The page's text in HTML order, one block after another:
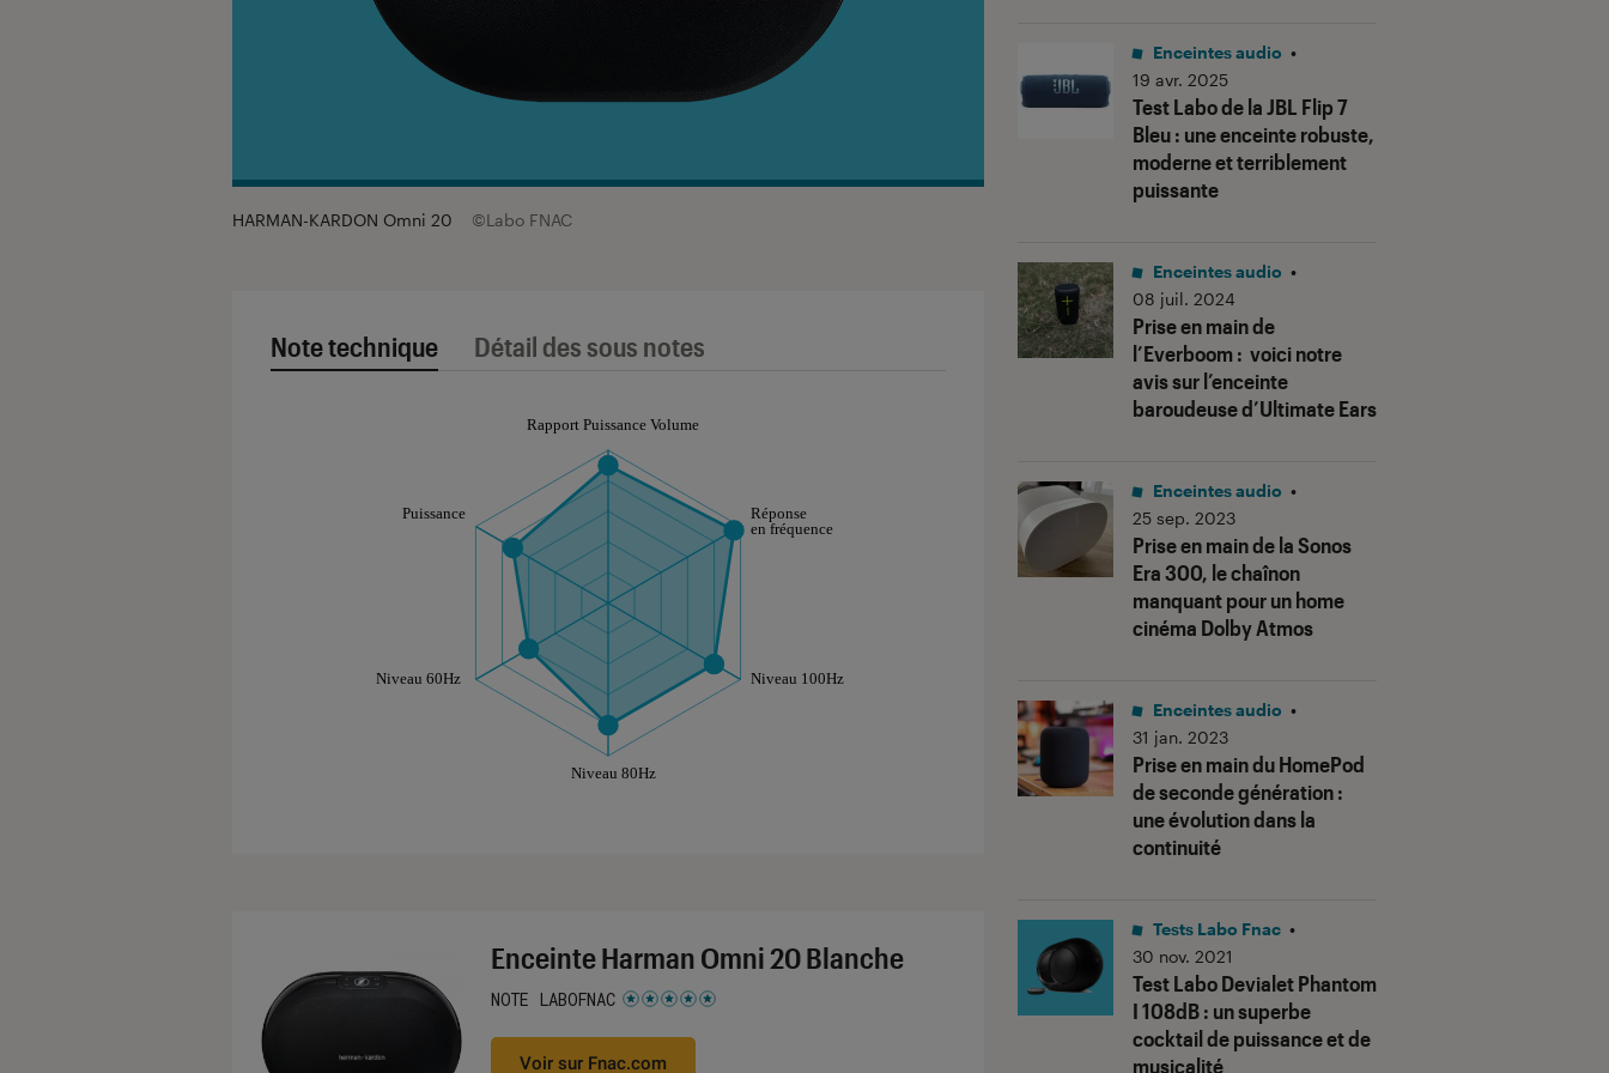
HARMAN-KARDON Omni 20 ©Labo FNAC
Note technique Détail des sous notes
Les notes de ce graphique sont à retrouver dans l'onglet "Détail des sous notes"
Enceinte Harman Omni 20 Blanche
NOTE LABOFNAC
Noté 5 étoiles sur 5
Voir sur Fnac.com
Test Labo de la JBL Flip 7
Bleu : une enceinte robuste,
moderne et terriblement
puissante
Enceintes audio •
19 avr. 2025
Prise en main de
l’Everboom : voici notre
avis sur l’enceinte
baroudeuse d’Ultimate Ears
Enceintes audio •
08 juil. 2024
Prise en main de la Sonos
Era 300, le chaînon
manquant pour un home
cinéma Dolby Atmos
Enceintes audio •
25 sep. 2023
Prise en main du HomePod
de seconde génération :
une évolution dans la
continuité
Enceintes audio •
31 jan. 2023
Test Labo Devialet Phantom
I 108dB : un superbe
cocktail de puissance et de
musicalité
Tests Labo Fnac •
30 nov. 2021